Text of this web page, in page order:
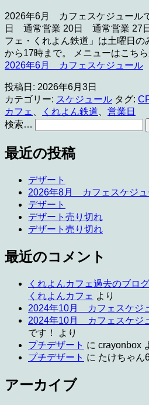
2026年6月 カフェスケジュール
日 通常営業 20日 通常営業 27
フェ・くれよん鉄道」は土曜日
から17時まで。 メニューはこち
2026年6月 カフェスケジュール
投稿日: 2026年6月3日
カテゴリー: スケジュール タグ:
カフェ
くれよん鉄道
営業日
検索…
最近の投稿
デザート
2026年8月 カフェスケジュ
デザート
デザート売り切れ
デザート売り切れ
最近のコメント
くれよんカフェ過去のブログ
くれよんカフェ より
2024年10月 カフェスケジ
2024年10月 カフェスケジ
です！
より
プチデザート に crayonbox
プチデザート に たけちゃん
アーカイブ